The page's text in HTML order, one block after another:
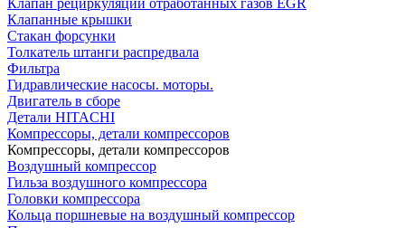
Клапан рециркуляции отработанных газов EGR
Клапанные крышки
Стакан форсунки
Толкатель штанги распредвала
Фильтра
Гидравлические насосы. моторы.
Двигатель в сборе
Детали HITACHI
Компрессоры, детали компрессоров
Компрессоры, детали компрессоров
Воздушный компрессор
Гильза воздушного компрессора
Головки компрессора
Кольца поршневые на воздушный компрессор